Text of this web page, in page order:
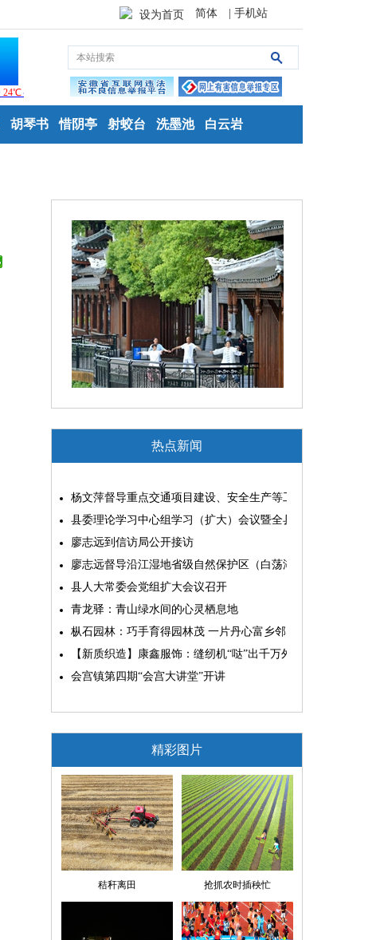
设为首页 简体 | 手机站
胡琴书 惜阴亭 射蛟台 洗墨池 白云岩
热点新闻
杨文萍督导重点交通项目建设、安全生产等工作
县委理论学习中心组学习（扩大）会议暨全县“两为”能力素质
廖志远到信访局公开接访
廖志远督导沿江湿地省级自然保护区（白荡湖片区）问题整改
县人大常委会党组扩大会议召开
青龙驿：青山绿水间的心灵栖息地
枞石园林：巧手育得园林茂 一片丹心富乡邻
【新质织造】康鑫服饰：缝纫机“哒”出千万外贸大生意
会宫镇第四期“会宫大讲堂”开讲
精彩图片
秸秆离田 抢抓农时插秧忙